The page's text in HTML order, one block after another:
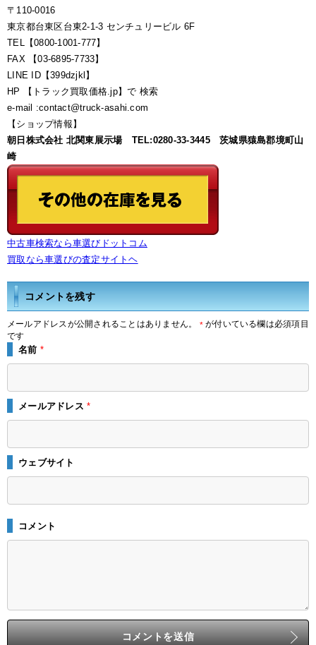
〒110-0016
東京都台東区台東2-1-3 センチュリービル 6F
TEL【0800-1001-777】
FAX 【03-6895-7733】
LINE ID【399dzjkl】
HP 【トラック買取価格.jp】で 検索
e-mail :contact@truck-asahi.com
【ショップ情報】
朝日株式会社 北関東展示場 TEL:0280-33-3445 茨城県猿島郡境町山
崎
中古車検索なら車選びドットコム
買取なら車選びの査定サイトヘ
コメントを残す
メールアドレスが公開されることはありません。 *が付いている欄は必須項目
です
名前 *
メールアドレス*
ウェブサイト
コメント